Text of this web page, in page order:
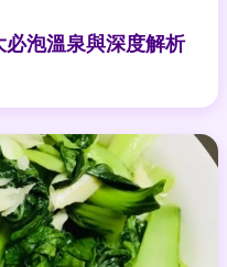
泡溫泉與深度解析